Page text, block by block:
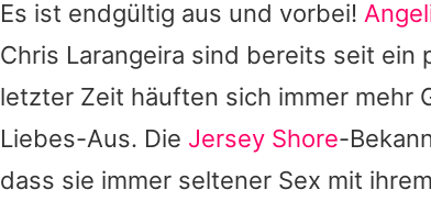
Es ist endgültig aus und vorbei!
Chris Larangeira sind bereits seit ein
letzter Zeit häuften sich immer mehr
Liebes-Aus. Die Jersey Shore-
dass sie immer seltener Sex mit